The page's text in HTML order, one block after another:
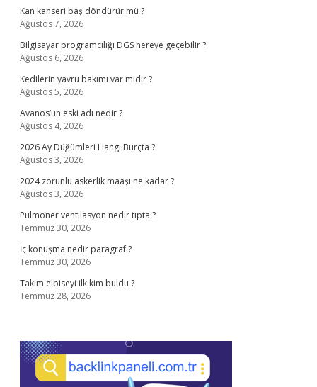
Kan kanseri baş döndürür mü ?
Ağustos 7, 2026
Bilgisayar programcılığı DGS nereye geçebilir ?
Ağustos 6, 2026
Kedilerin yavru bakımı var mıdır ?
Ağustos 5, 2026
Avanos’un eski adı nedir ?
Ağustos 4, 2026
2026 Ay Düğümleri Hangi Burçta ?
Ağustos 3, 2026
2024 zorunlu askerlik maaşı ne kadar ?
Ağustos 3, 2026
Pulmoner ventilasyon nedir tıpta ?
Temmuz 30, 2026
İç konuşma nedir paragraf ?
Temmuz 30, 2026
Takım elbiseyi ilk kim buldu ?
Temmuz 28, 2026